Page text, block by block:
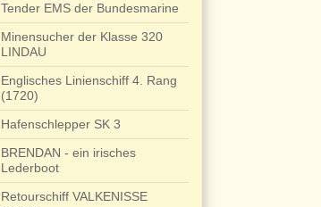
Tender EMS der Bundesmarine
Minensucher der Klasse 320
LINDAU
Englisches Linienschiff 4. Rang
(1720)
Hafenschlepper SK 3
BRENDAN - ein irisches
Lederboot
Retourschiff VALKENISSE